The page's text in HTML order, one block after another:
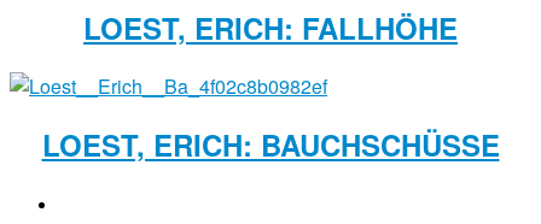
LOEST, ERICH: FALLHÖHE
LOEST, ERICH: BAUCHSCHÜSSE